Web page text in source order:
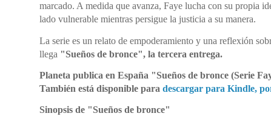
marcado. A medida que avanza, Faye lucha con su propia
lado vulnerable mientras persigue la justicia a su manera.
La serie es un relato de empoderamiento y una reflexión
llega "Sueños de bronce", la tercera entrega.
Planeta publica en España "Sueños de bronce (Serie
También está disponible para descargar para Kindle,
Sinopsis de "Sueños de bronce"